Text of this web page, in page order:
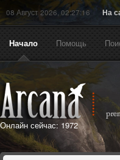
08 Август 2026, 02:27:16 На
Начало Помощь
Онлайн сейчас: 1972